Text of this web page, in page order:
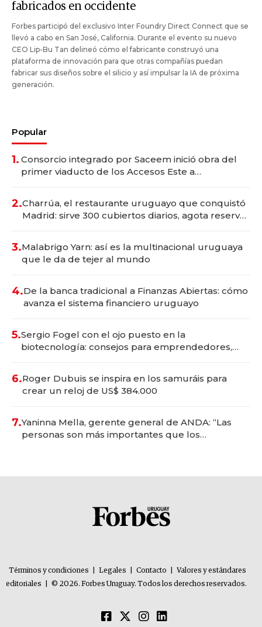
fabricados en occidente
Forbes participó del exclusivo Inter Foundry Direct Connect que se
llevó a cabo en San José, California. Durante el evento su nuevo
CEO Lip-Bu Tan delineó cómo el fabricante construyó una
plataforma de innovación para que otras compañías puedan
fabricar sus diseños sobre el silicio y así impulsar la IA de próxima
generación.
Popular
1. Consorcio integrado por Saceem inició obra del
primer viaducto de los Accesos Este a
2.Charrúa, el restaurante uruguayo que conquistó
Madrid: sirve 300 cubiertos diarios, agota reservas
3.Malabrigo Yarn: así es la multinacional uruguaya
que le da de tejer al mundo
4.De la banca tradicional a Finanzas Abiertas: cómo
avanza el sistema financiero uruguayo
5.Sergio Fogel con el ojo puesto en la
biotecnología: consejos para emprendedores,
6.Roger Dubuis se inspira en los samuráis para
crear un reloj de US$ 384.000
7.Yaninna Mella, gerente general de ANDA: “Las
personas son más importantes que los
Términos y condiciones Legales Contacto
Valores y estándares
editoriales
© 2026. Forbes Uruguay. Todos los derechos reservados.